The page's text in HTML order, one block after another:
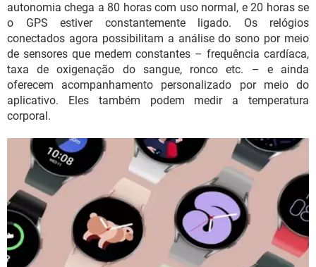
autonomia chega a 80 horas com uso normal, e 20 horas se
o GPS estiver constantemente ligado. Os relógios
conectados agora possibilitam a análise do sono por meio
de sensores que medem constantes – frequência cardíaca,
taxa de oxigenação do sangue, ronco etc. – e ainda
oferecem acompanhamento personalizado por meio do
aplicativo. Eles também podem medir a temperatura
corporal.